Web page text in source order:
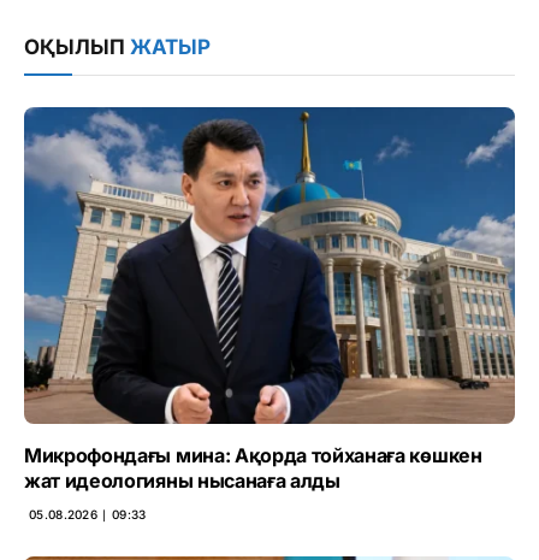
ОҚЫЛЫП ЖАТЫР
Микрофондағы мина: Ақорда тойханаға көшкен
жат идеологияны нысанаға алды
05.08.2026 ∣ 09:33